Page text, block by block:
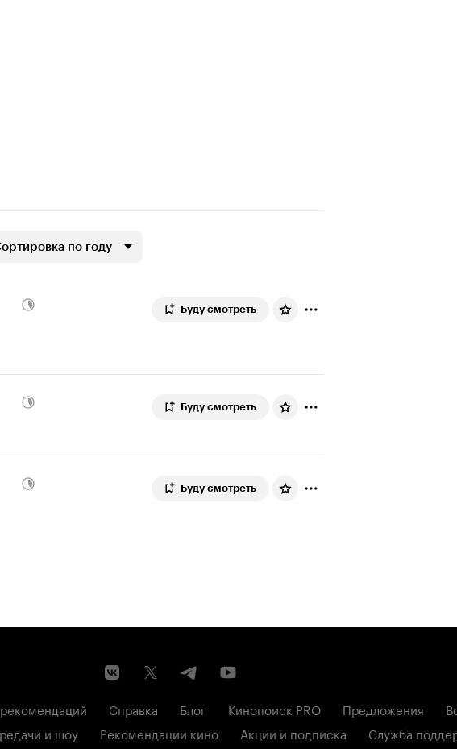
по году
Буду смотреть
Буду смотреть
Буду смотреть
Справка Блог Кинопоиск PRO Предложения
и шоу Рекомендации кино Акции и подписка Служба